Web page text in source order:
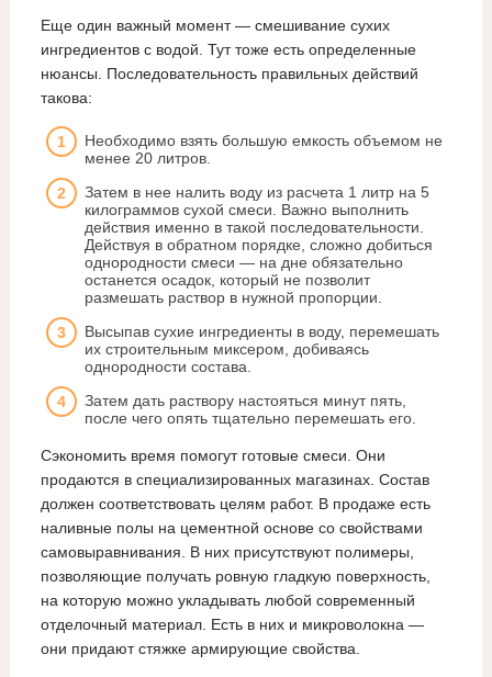
Еще один важный момент — смешивание сухих
ингредиентов с водой. Тут тоже есть определенные
нюансы. Последовательность правильных действий
такова:
Необходимо взять большую емкость объемом не
менее 20 литров.
Затем в нее налить воду из расчета 1 литр на 5
килограммов сухой смеси. Важно выполнить
действия именно в такой последовательности.
Действуя в обратном порядке, сложно добиться
однородности смеси — на дне обязательно
останется осадок, который не позволит
размешать раствор в нужной пропорции.
Высыпав сухие ингредиенты в воду, перемешать
их строительным миксером, добиваясь
однородности состава.
Затем дать раствору настояться минут пять,
после чего опять тщательно перемешать его.
Сэкономить время помогут готовые смеси. Они
продаются в специализированных магазинах. Состав
должен соответствовать целям работ. В продаже есть
наливные полы на цементной основе со свойствами
самовыравнивания. В них присутствуют полимеры,
позволяющие получать ровную гладкую поверхность,
на которую можно укладывать любой современный
отделочный материал. Есть в них и микроволокна —
они придают стяжке армирующие свойства.